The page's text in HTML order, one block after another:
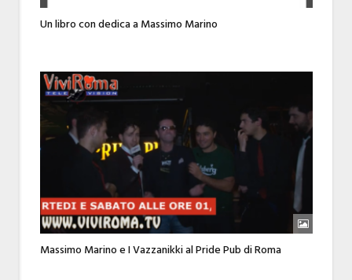
Un libro con dedica a Massimo Marino
Massimo Marino e I Vazzanikki al Pride Pub di Roma